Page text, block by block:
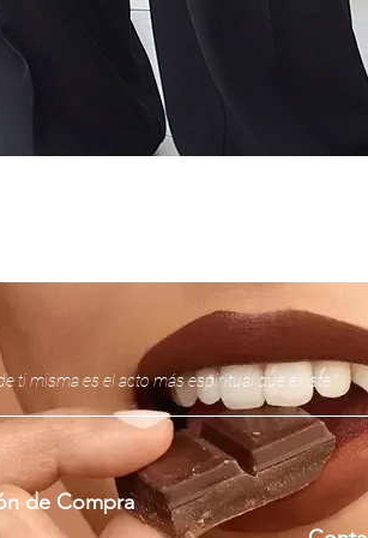
ti misma es el acto más espiritual que existe.”
de Compra